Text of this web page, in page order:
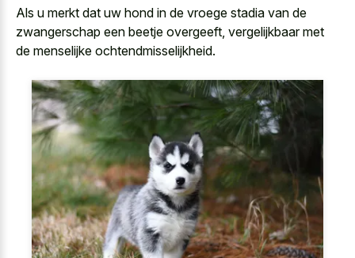
Als u merkt dat uw hond in de vroege stadia van de
zwangerschap een beetje overgeeft, vergelijkbaar met
de menselijke ochtendmisselijkheid.